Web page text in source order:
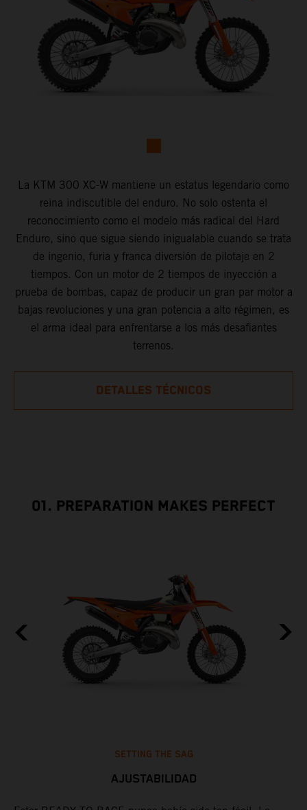
La KTM 300 XC-W mantiene un estatus legendario como
reina indiscutible del enduro. No solo ostenta el
reconocimiento como el modelo más radical del Hard
Enduro, sino que sigue siendo inigualable cuando se trata
de ingenio, furia y franca diversión de pilotaje en 2
tiempos. Con un motor de 2 tiempos de inyección a
prueba de bombas, capaz de producir un gran par motor a
bajas revoluciones y una gran potencia a alto régimen, es
el arma ideal para enfrentarse a los más desafiantes
terrenos.
DETALLES TÉCNICOS
01. PREPARATION MAKES PERFECT
SETTING THE SAG
AJUSTABILIDAD